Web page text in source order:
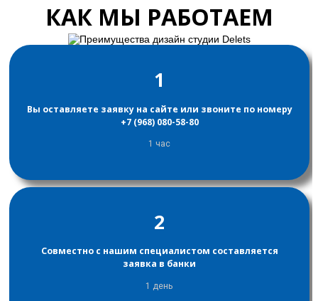
КАК МЫ РАБОТАЕМ
1
Вы оставляете заявку на сайте или звоните по номеру
+7 (968) 080-58-80
1 час
2
Совместно с нашим специалистом составляется
заявка в банки
1 день